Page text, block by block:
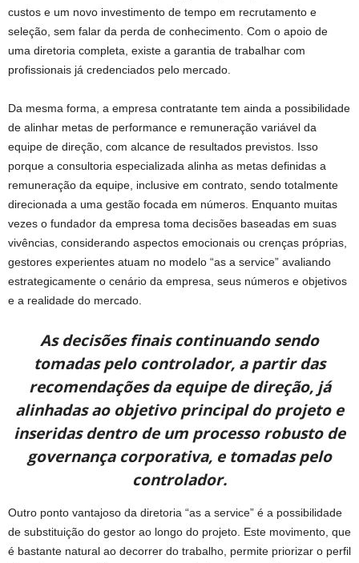
custos e um novo investimento de tempo em recrutamento e
seleção, sem falar da perda de conhecimento. Com o apoio de
uma diretoria completa, existe a garantia de trabalhar com
profissionais já credenciados pelo mercado.
Da mesma forma, a empresa contratante tem ainda a possibilidade
de alinhar metas de performance e remuneração variável da
equipe de direção, com alcance de resultados previstos. Isso
porque a consultoria especializada alinha as metas definidas a
remuneração da equipe, inclusive em contrato, sendo totalmente
direcionada a uma gestão focada em números. Enquanto muitas
vezes o fundador da empresa toma decisões baseadas em suas
vivências, considerando aspectos emocionais ou crenças próprias,
gestores experientes atuam no modelo “as a service” avaliando
estrategicamente o cenário da empresa, seus números e objetivos
e a realidade do mercado.
As decisões finais continuando sendo
tomadas pelo controlador, a partir das
recomendações da equipe de direção, já
alinhadas ao objetivo principal do projeto e
inseridas dentro de um processo robusto de
governança corporativa, e tomadas pelo
controlador.
Outro ponto vantajoso da diretoria “as a service” é a possibilidade
de substituição do gestor ao longo do projeto. Este movimento, que
é bastante natural ao decorrer do trabalho, permite priorizar o perfil